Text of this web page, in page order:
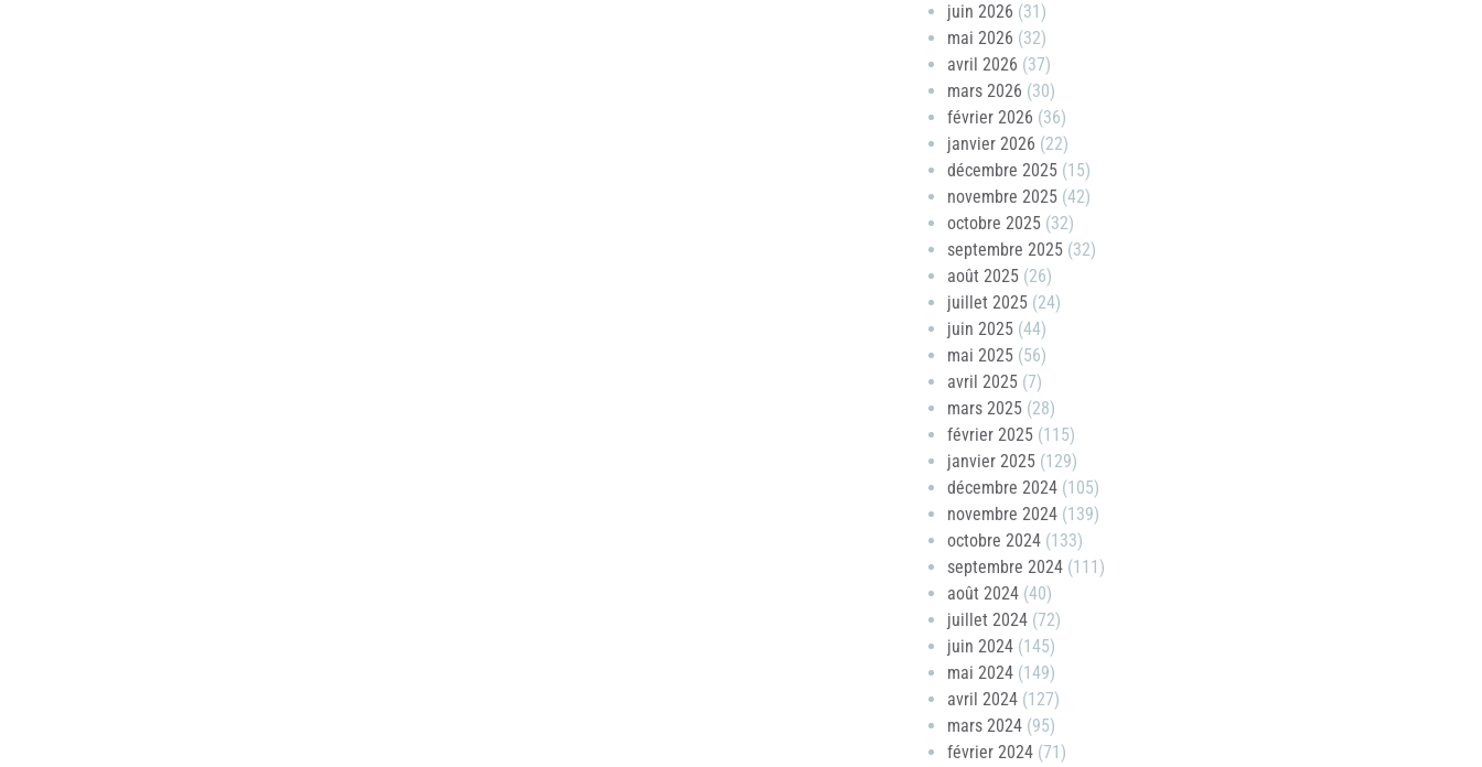
juin 2026 (31)
mai 2026 (32)
avril 2026 (37)
mars 2026 (30)
février 2026 (36)
janvier 2026 (22)
décembre 2025(15)
novembre 2025(42)
octobre 2025(32)
septembre 2025(32)
août 2025(26)
juillet 2025(24)
juin 2025(44)
mai 2025(56)
avril 2025(7)
mars 2025(28)
février 2025(115)
janvier 2025(129)
décembre 2024(105)
novembre 2024(139)
octobre 2024(133)
septembre 2024(111)
août 2024(40)
juillet 2024(72)
juin 2024(145)
mai 2024(149)
avril 2024(127)
mars 2024(95)
février 2024(71)